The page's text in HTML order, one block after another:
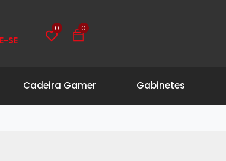
SE
0 0
Cadeira Gamer Gabinetes